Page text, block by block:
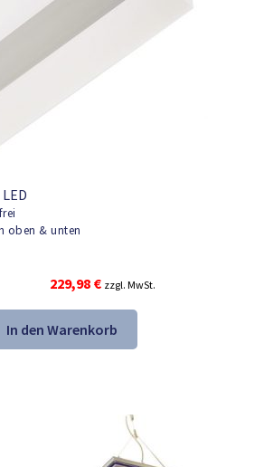
oben & unten
Ursprünglicher
war:
324,54 €
229,98 €Aktueller
ist:
229,98 €.
zzgl. MwSt.
In den Warenkorb